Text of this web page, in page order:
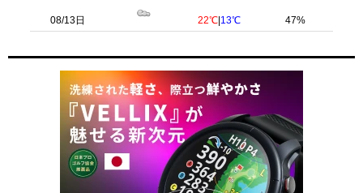
08/13日 22℃ 13℃ 47%